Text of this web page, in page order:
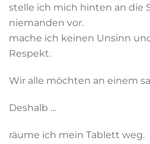
stelle ich mich hinten an die
niemanden vor.
mache ich keinen Unsinn
Respekt.
Wir alle möchten an einem
Deshalb …
räume ich mein Tablett weg.